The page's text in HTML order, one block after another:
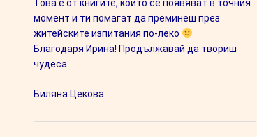
Това е от книгите, които се появяват в точния
момент и ти помагат да преминеш през
житейските изпитания по-леко
Благодаря Ирина! Продължавай да твориш
чудеса.
Биляна Цекова